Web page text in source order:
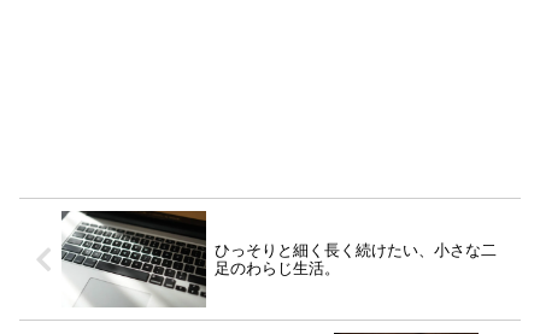
ひっそりと細く長く続けたい、小さな二
足のわらじ生活。